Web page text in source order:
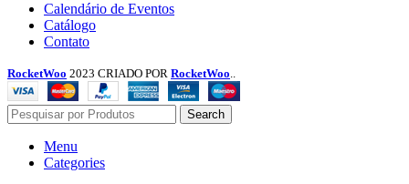
Calendário de Eventos
Catálogo
Contato
RocketWoo 2023 CRIADO POR RocketWoo
Search
Menu
Categories